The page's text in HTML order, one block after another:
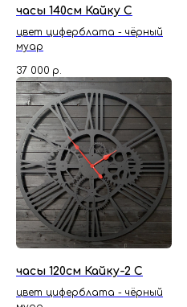
часы 140см Кайку С
цвет циферблата - чёрный
муар
37 000 р.
часы 120см Кайку-2 С
цвет циферблата - чёрный